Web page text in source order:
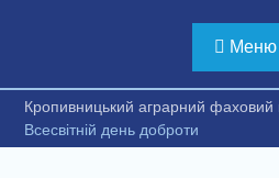
Меню
Кропивницький аграрний фаховий
Всесвітній день доброти